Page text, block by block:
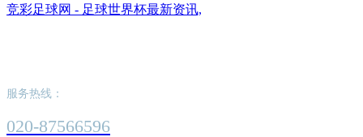
竞彩足球网 - 足球世界杯最新资讯,
服务热线：
020-87566596